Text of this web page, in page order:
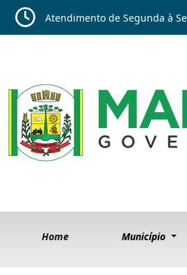
Atendimento de Segunda à
Home Município